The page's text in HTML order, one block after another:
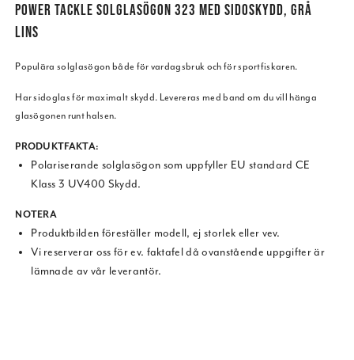
POWER TACKLE SOLGLASÖGON 323 MED SIDOSKYDD, GRÅ
LINS
Populära solglasögon både för vardagsbruk och för sportfiskaren.
Har sidoglas för maximalt skydd. Levereras med band om du vill hänga
glasögonen runt halsen.
PRODUKTFAKTA:
Polariserande solglasögon som uppfyller EU standard CE
Klass 3 UV400 Skydd.
NOTERA
Produktbilden föreställer modell, ej storlek eller vev.
Vi reserverar oss för ev. faktafel då ovanstående uppgifter är
lämnade av vår leverantör.